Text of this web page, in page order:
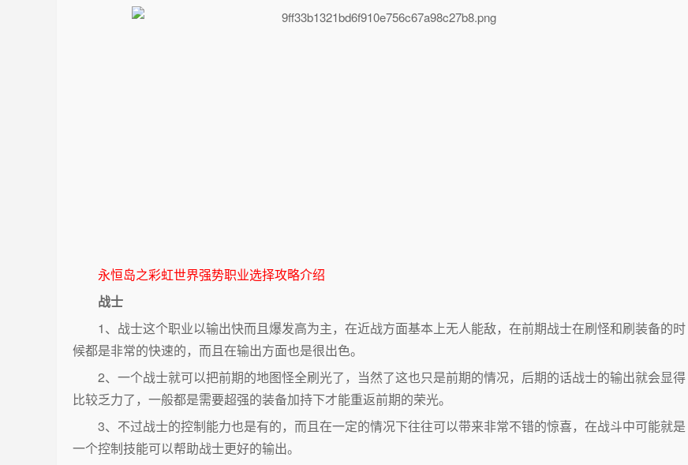
永恒岛之彩虹世界强势职业选择攻略介绍
战士
1、战士这个职业以输出快而且爆发高为主，在近战方面基本上无人能敌，在前期战士在刷怪和刷装备的时
候都是非常的快速的，而且在输出方面也是很出色。
2、一个战士就可以把前期的地图怪全刷光了，当然了这也只是前期的情况，后期的话战士的输出就会显得
比较乏力了，一般都是需要超强的装备加持下才能重返前期的荣光。
3、不过战士的控制能力也是有的，而且在一定的情况下往往可以带来非常不错的惊喜，在战斗中可能就是
一个控制技能可以帮助战士更好的输出。